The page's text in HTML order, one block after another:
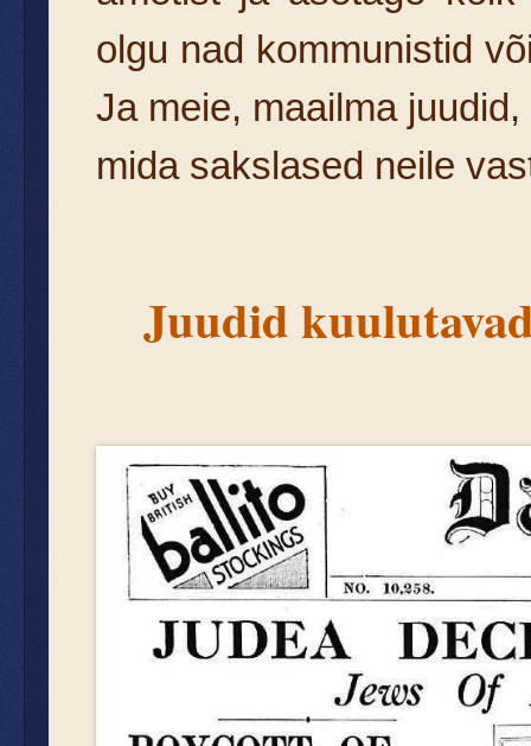
olgu nad kommunistid
Ja meie, maailma
mida sakslased neile
Juudid